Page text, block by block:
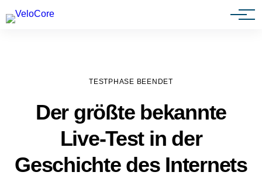
Agenturen & Webdesigner
TESTPHASE BEENDET
Der größte bekannte
Live-Test in der
Geschichte des Internets